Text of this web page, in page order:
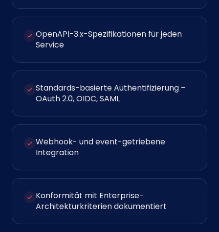
OpenAPI-3.x-Spezifikationen für jeden
Service
Standards-basierte Authentifizierung –
OAuth 2.0, OIDC, SAML
Webhook- und event-getriebene
Integration
Konformität mit Enterprise-
Architekturkriterien dokumentiert